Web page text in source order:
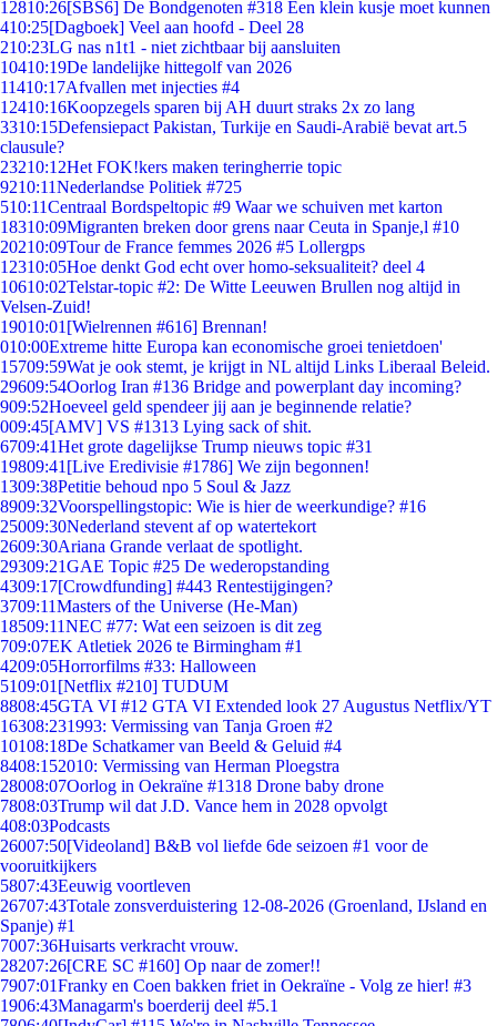
12810:26[SBS6] De Bondgenoten #318 Een klein kusje moet kunnen
410:25[Dagboek] Veel aan hoofd - Deel 28
210:23LG nas n1t1 - niet zichtbaar bij aansluiten
10410:19De landelijke hittegolf van 2026
11410:17Afvallen met injecties #4
12410:16Koopzegels sparen bij AH duurt straks 2x zo lang
3310:15Defensiepact Pakistan, Turkije en Saudi-Arabië bevat art.5
clausule?
23210:12Het FOK!kers maken teringherrie topic
9210:11Nederlandse Politiek #725
510:11Centraal Bordspeltopic #9 Waar we schuiven met karton
18310:09Migranten breken door grens naar Ceuta in Spanje,l #10
20210:09Tour de France femmes 2026 #5 Lollergps
12310:05Hoe denkt God echt over homo-seksualiteit? deel 4
10610:02Telstar-topic #2: De Witte Leeuwen Brullen nog altijd in
Velsen-Zuid!
19010:01 [Wielrennen #616] Brennan!
010:00Extreme hitte Europa kan economische groei tenietdoen'
15709:59Wat je ook stemt, je krijgt in NL altijd Links Liberaal Beleid.
29609:54Oorlog Iran #136 Bridge and powerplant day incoming?
909:52Hoeveel geld spendeer jij aan je beginnende relatie?
009:45[AMV] VS #1313 Lying sack of shit.
6709:41Het grote dagelijkse Trump nieuws topic #31
19809:41 [Live Eredivisie #1786] We zijn begonnen!
1309:38Petitie behoud npo 5 Soul & Jazz
8909:32Voorspellingstopic: Wie is hier de weerkundige? #16
25009:30Nederland stevent af op watertekort
2609:30Ariana Grande verlaat de spotlight.
29309:21GAE Topic #25 De wederopstanding
4309:17[Crowdfunding] #443 Rentestijgingen?
3709:11Masters of the Universe (He-Man)
18509:11NEC #77: Wat een seizoen is dit zeg
709:07EK Atletiek 2026 te Birmingham #1
4209:05Horrorfilms #33: Halloween
5109:01 [Netflix #210] TUDUM
8808:45GTA VI #12 GTA VI Extended look 27 Augustus Netflix/YT
16308:231993: Vermissing van Tanja Groen #2
10108:18De Schatkamer van Beeld & Geluid #4
8408:152010: Vermissing van Herman Ploegstra
28008:07Oorlog in Oekraïne #1318 Drone baby drone
7808:03Trump wil dat J.D. Vance hem in 2028 opvolgt
408:03Podcasts
26007:50[Videoland] B&B vol liefde 6de seizoen #1 voor de
vooruitkijkers
5807:43Eeuwig voortleven
26707:43Totale zonsverduistering 12-08-2026 (Groenland, IJsland en
Spanje) #1
7007:36Huisarts verkracht vrouw.
28207:26[CRE SC #160] Op naar de zomer!!
7907:01Franky en Coen bakken friet in Oekraïne - Volg ze hier! #3
1906:43Managarm's boerderij deel #5.1